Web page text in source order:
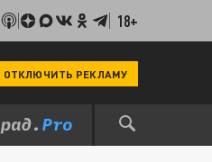
18+
ОТКЛЮЧИТЬ РЕКЛАМУ